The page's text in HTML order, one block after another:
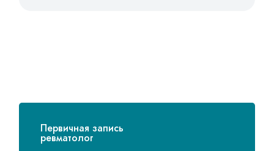
Первичная запись
ревматолог